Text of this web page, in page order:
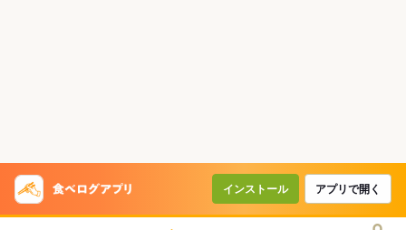
インストール アプリで開く